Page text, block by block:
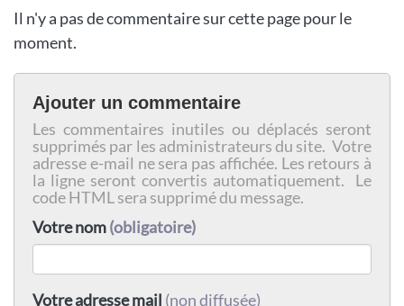
Il n'y a pas de commentaire sur cette page pour le
moment.
Ajouter un commentaire
Les commentaires inutiles ou déplacés seront
supprimés par les administrateurs du site. Votre
adresse e-mail ne sera pas affichée. Les retours à
la ligne seront convertis automatiquement. Le
code HTML sera supprimé du message.
Votre nom(obligatoire)
Votre adresse mail (non diffusée)